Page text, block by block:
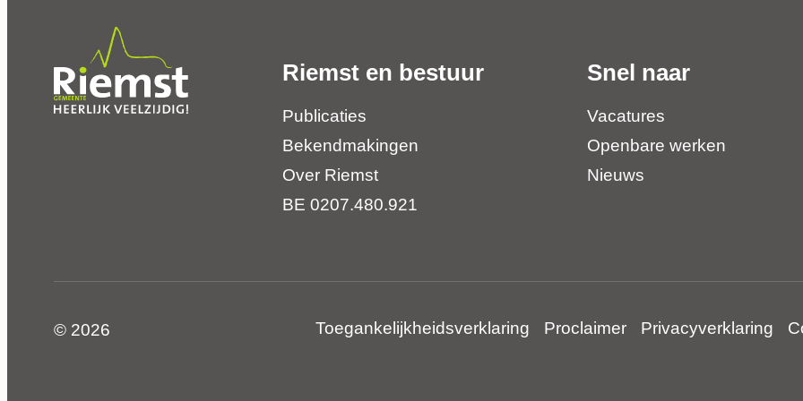
Riemst en bestuur
Publicaties
Bekendmakingen
Over Riemst
BE 0207.480.921
Snel naar
Vacatures
Openbare werken
Nieuws
© 2026 Toegankelijkheidsverklaring Proclaimer Privacyverklaring